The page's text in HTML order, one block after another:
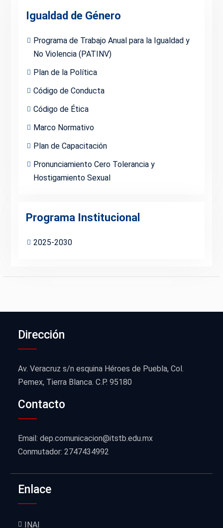
Igualdad de Género
Programa de Trabajo Anual para la Igualdad y
No Violencia (PATINV)
Plan de la Política
Código de Conducta
Código de Ética
Marco Normativo
Plan de Capacitación
Pronunciamiento Cero Tolerancia y
Hostigamiento Sexual
Programa Institucional
2025-2030
Dirección
Av. Veracruz s/n esquina Héroes de Puebla, Col.
Pemex, Tierra Blanca. C.P. 95180
Contacto
Email: dep.comunicacion@itstb.edu.mx
Conmutador: 2747434992
Enlace
INAI